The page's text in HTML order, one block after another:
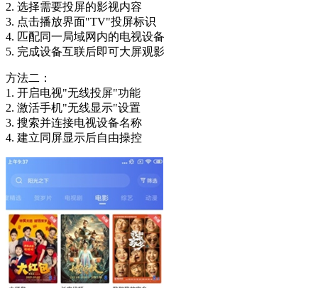
2. 选择需要投屏的影视内容
3. 点击播放界面"TV"投屏标识
4. 匹配同一局域网内的电视设备
5. 完成设备互联后即可大屏观影
方法二：
1. 开启电视"无线投屏"功能
2. 激活手机"无线显示"设置
3. 搜索并连接电视设备名称
4. 建立同屏显示后自由操控